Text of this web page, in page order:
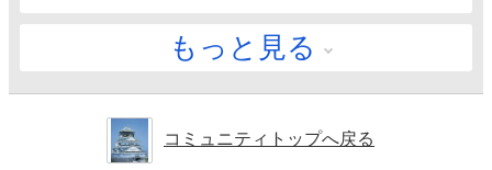
もっと見る
コミュニティトップへ戻る